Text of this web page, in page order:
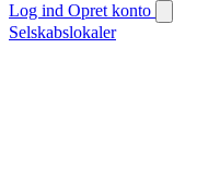
Log ind Opret konto
Selskabslokaler